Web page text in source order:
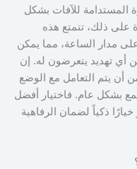
المستدامة للآفات بشكل
على ذلك، تتمتع هذه
مدار الساعة، مما يمكن
أي تهديد يتعرضون له. إن
أن يتم التعامل مع الوضع
بشكل عام. فاختيار أفضل
ذكياً لضمان الرفاهية